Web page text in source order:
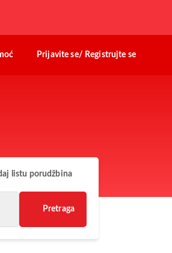
Prijavite se/ Registrujte se
listu porudžbina
Pretraga